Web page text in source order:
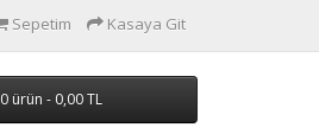
Sepetim Kasaya Git
0 ürün - 0,00 TL